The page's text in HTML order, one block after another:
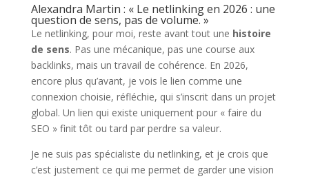
Alexandra Martin : « Le netlinking en 2026 : une
question de sens, pas de volume. »
Le netlinking, pour moi, reste avant tout une histoire
de sens. Pas une mécanique, pas une course aux
backlinks, mais un travail de cohérence. En 2026,
encore plus qu’avant, je vois le lien comme une
connexion choisie, réfléchie, qui s’inscrit dans un projet
global. Un lien qui existe uniquement pour « faire du
SEO » finit tôt ou tard par perdre sa valeur.
Je ne suis pas spécialiste du netlinking, et je crois que
c’est justement ce qui me permet de garder une vision